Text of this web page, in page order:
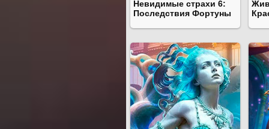
Невидимые страхи 6:
Последствия Фортуны